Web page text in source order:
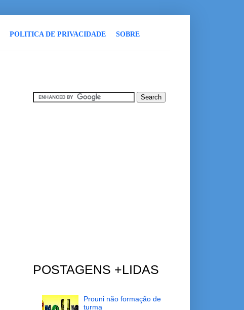
POLITICA DE PRIVACIDADE SOBRE
POSTAGENS +LIDAS
Prouni não formação de
turma